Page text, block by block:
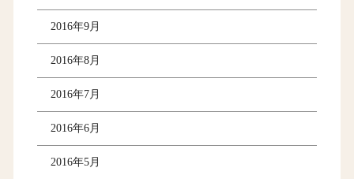
2016年9月
2016年8月
2016年7月
2016年6月
2016年5月